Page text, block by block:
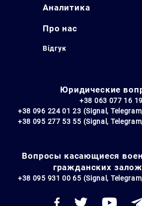
Аналитика
Про нас
Відгук
Юридические
+38 063 077 16 19
+38 096 224 01 23 (Signal,
+38 095 277 53 55 (Signal,
Вопросы касающиеся
гражданских
+38 095 931 00 65 (Signal,